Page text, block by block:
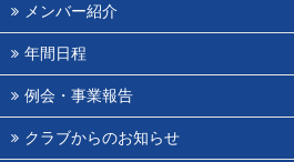
メンバー紹介
年間日程
例会・事業報告
クラブからのお知らせ